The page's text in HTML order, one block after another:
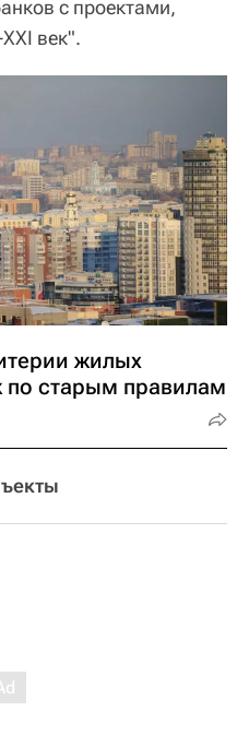
с проектами,
век".
жилых
по старым правилам